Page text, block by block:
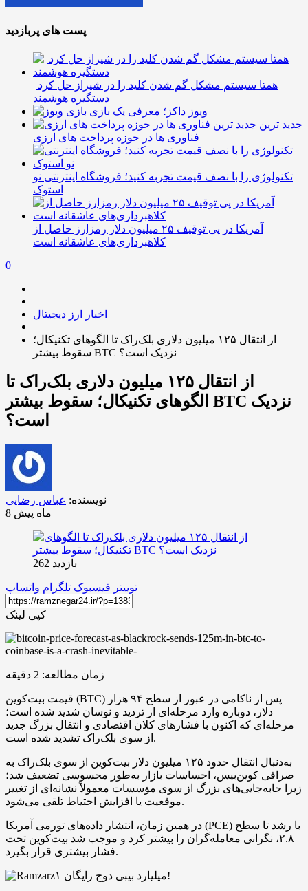
پست های پربازدید
همتا سیستم مشکل گم شدن کلید را در شیراز حل کرد |
دستگیره هوشمند
ویوز داکز؛ معرفی یک بازی
جدید ترین
فناوری ها در حوزه پرداخت های ارزی
تکنولوژی را با نصف قیمت تجربه کنید؛ فروشگاه اینترنتی نو
استوک
آمریکا در پی توقیف ۲۵ میلیون دلار رمزارز حاصل از
کلاهبرداری‌های عاشقانه است
0
اخبار ارز دیجیتال
از انتقال ۱۲۵ میلیون دلاری بلک‌راک تا الگوهای تکنیکال؛
سقوط بیشتر BTC نزدیک است؟
از انتقال ۱۲۵ میلیون دلاری بلک‌راک تا
الگوهای تکنیکال؛ سقوط بیشتر BTC نزدیک
است؟
نویسنده: عباس رضایی
8 ماه پیش
بازدید 262
توییتر فیسبوک تلگرام واتساپ
کپی لینک
زمان مطالعه: 2 دقیقه
قیمت بیت‌کوین (BTC) پس از ناکامی در عبور از سطح ۹۴ هزار
دلار، دوباره وارد مرحله‌ای از تردید و نوسان‌ شدید شده است؛
مرحله‌ای که اکنون با فشارهای کلان اقتصادی و انتقال بزرگ جدید
از سوی بلک‌راک تشدید شده است.
به‌دنبال انتقال حدود ۱۲۵ میلیون دلار بیت‌کوین از سوی بلک‌راک به
صرافی کوین‌بیس، احساسات بازار به‌طور محسوسی تضعیف شد؛
زیرا جابه‌جایی‌های بزرگ از سوی مؤسسات معمولاً نشانه‌ای از تغییر
موقعیت یا افزایش احتیاط تلقی می‌شود.
در همین زمان، انتشار داده‌های تورمی آمریکا (PCE) با رشد تا سطح
۲.۸، نگرانی معامله‌گران را بیشتر کرد و موجب شد بیت‌کوین تحت
فشار بیشتری قرار بگیرد.
۱ میلیارد بیبی دوج رایگان!